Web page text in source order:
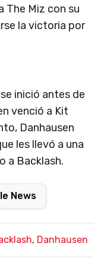
The Miz con su
la victoria por
inició antes de
venció a Kit
Danhausen
les llevó a una
a Backlash.
News
, Danhausen